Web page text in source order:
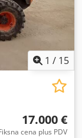
1 / 15
17.000 €
cena plus PDV